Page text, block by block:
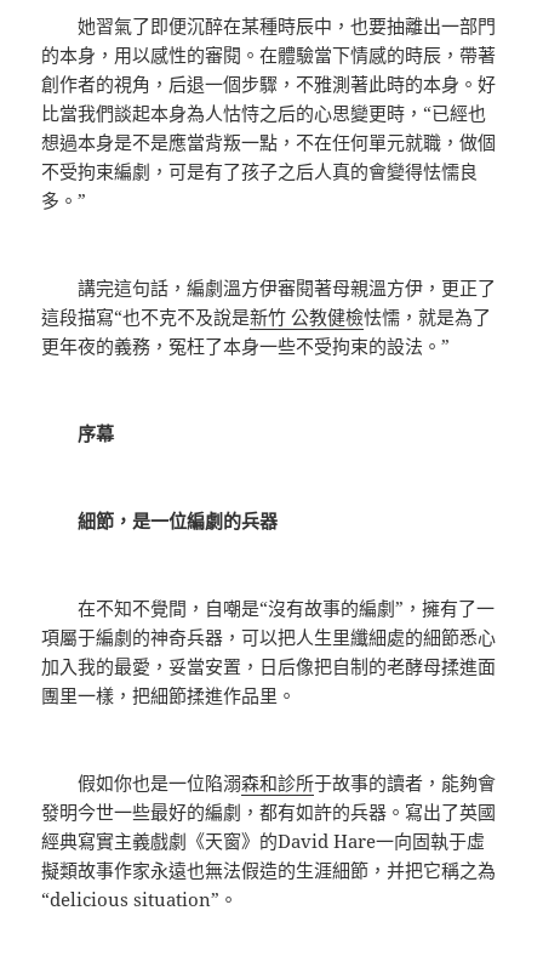
她習氣了即便沉醉在某種時辰中，也要抽離出一部門
的本身，用以感性的審閱。在體驗當下情感的時辰，帶著
創作者的視角，后退一個步驟，不雅測著此時的本身。好
比當我們談起本身為人怙恃之后的心思變更時，“已經也
想過本身是不是應當背叛一點，不在任何單元就職，做個
不受拘束編劇，可是有了孩子之后人真的會變得怯懦良
多。”
講完這句話，編劇溫方伊審閱著母親溫方伊，更正了
這段描寫“也不克不及說是新竹 公教健檢怯懦，就是為了
更年夜的義務，冤枉了本身一些不受拘束的設法。”
序幕
細節，是一位編劇的兵器
在不知不覺間，自嘲是“沒有故事的編劇”，擁有了一
項屬于編劇的神奇兵器，可以把人生里纖細處的細節悉心
加入我的最愛，妥當安置，日后像把自制的老酵母揉進面
團里一樣，把細節揉進作品里。
假如你也是一位陷溺森和診所于故事的讀者，能夠會
發明今世一些最好的編劇，都有如許的兵器。寫出了英國
經典寫實主義戲劇《天窗》的David Hare一向固執于虛
擬類故事作家永遠也無法假造的生涯細節，并把它稱之為
“delicious situation”。